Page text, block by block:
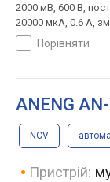
2000 мВ, 600 В,
20000 мкА, 0.6 А,
20000 мкА, 0.6 А,
200 Ом, 20 МОм,
діапазону, true
порівняти
ANENG
NCV
Пристрій: